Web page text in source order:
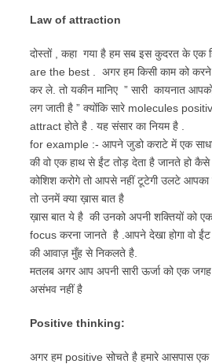
Law of attraction
दोस्तों , कहा गया है हम सब इस कुदरत के
are the best . अगर हम किसी काम को करने
कर ले. तो यकीन मानिए ” सारी कायनात
लग जाती है ” क्योंकि सारे molecules
attract होते है . यह संसार का नियम है .
for example :- आपने जुडो कराटे में एक
की वो एक हाथ से ईंट तोड़ देता है जानते हो
कोशिश करोगे तो आपसे नहीं टूटेगी उलटे आपका
तो उनमें क्या ख़ास बात है
ख़ास बात ये है की उनको अपनी शक्तियों को
focus करना जानते है .आपने देखा होगा वो
की आवाज़ मुँह से निकलते है.
मतलब अगर आप अपनी सारी ऊर्जा को एक
असंभव नहीं है
Positive thinking:
अगर हम positive सोचते है हमारे आसपास